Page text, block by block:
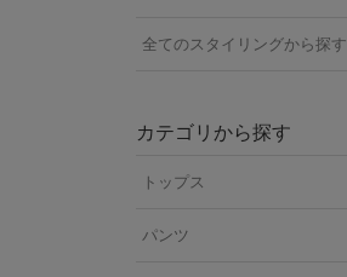
全てのスタイリングから探す
カテゴリから探す
トップス
パンツ